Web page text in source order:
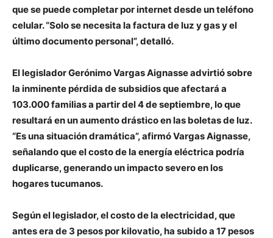
que se puede completar por internet desde un teléfono
celular. “Solo se necesita la factura de luz y gas y el
último documento personal”, detalló.
El legislador Gerónimo Vargas Aignasse advirtió sobre
la inminente pérdida de subsidios que afectará a
103.000 familias a partir del 4 de septiembre, lo que
resultará en un aumento drástico en las boletas de luz.
“Es una situación dramática”, afirmó Vargas Aignasse,
señalando que el costo de la energía eléctrica podría
duplicarse, generando un impacto severo en los
hogares tucumanos.
Según el legislador, el costo de la electricidad, que
antes era de 3 pesos por kilovatio, ha subido a 17 pesos